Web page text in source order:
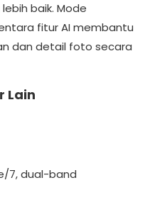
baik. Mode
fitur AI membantu
dan detail foto secara
Lain
7, dual-band